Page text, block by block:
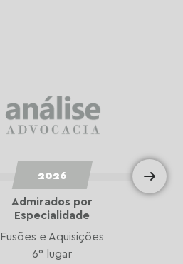
2026
Admirados por
Especialidade
Fusões e Aquisições
6° lugar